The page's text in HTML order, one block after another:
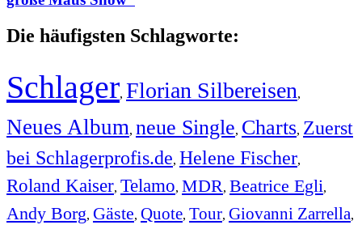
Die häufigsten Schlagworte:
Schlager, Florian Silbereisen,
Neues Album, neue Single, Charts, Zuerst
bei Schlagerprofis.de, Helene Fischer,
Roland Kaiser, Telamo, MDR, Beatrice Egli,
Andy Borg, Gäste, Quote, Tour, Giovanni Zarrella,